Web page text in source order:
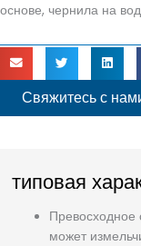
основе, чернила на
Свяжитесь с
типовая
Превосходное
может